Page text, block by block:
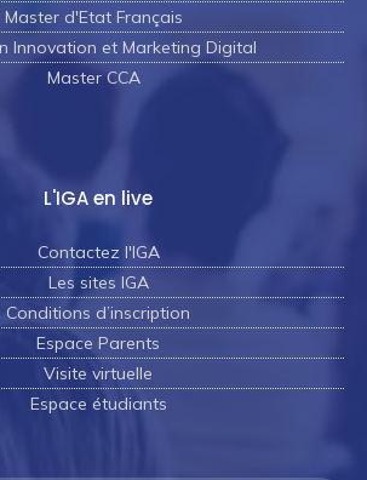
Master d'Etat Français
Innovation et Marketing Digital
Master CCA
L'IGA en live
Contactez l'IGA
Les sites IGA
Conditions d’inscription
Espace Parents
Visite virtuelle
Espace étudiants